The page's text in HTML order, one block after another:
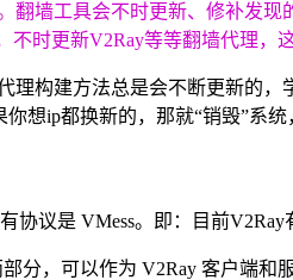
墙工具会不时更新、修补发
时更新V2Ray等等翻墙代理，
理构建方法总是会不断更新的
想ip都换新的，那就“销毁”系统
议是 VMess。即：目前V2Ray
分，可以作为 V2Ray 客户端和